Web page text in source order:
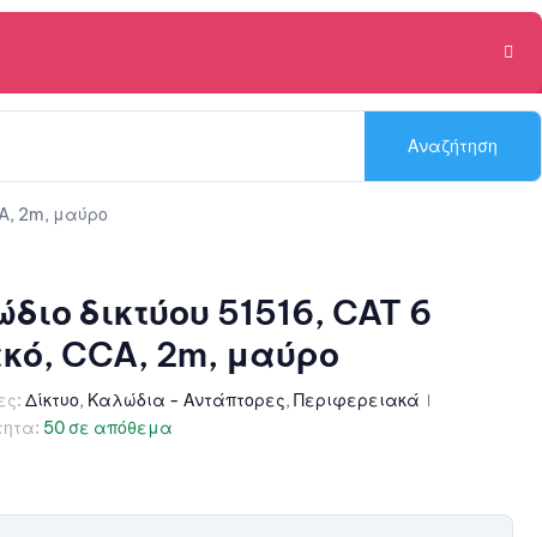
Αναζήτηση
2m, μαύρο
δικτύου 51516, CAT 6
CCA, 2m, μαύρο
Δίκτυο, Καλώδια - Αντάπτορες, Περιφερειακά
50 σε απόθεμα